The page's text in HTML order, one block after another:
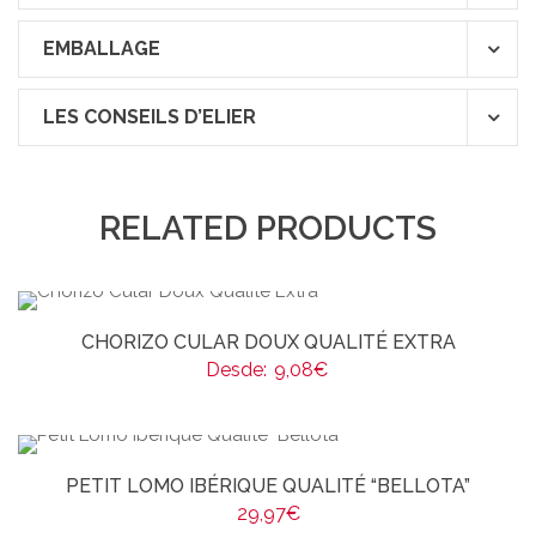
EMBALLAGE
LES CONSEILS D’ELIER
RELATED PRODUCTS
CHORIZO CULAR DOUX QUALITÉ EXTRA
Desde: 9,08€
PETIT LOMO IBÉRIQUE QUALITÉ “BELLOTA”
29,97€